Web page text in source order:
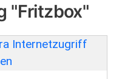
"Fritzbox"